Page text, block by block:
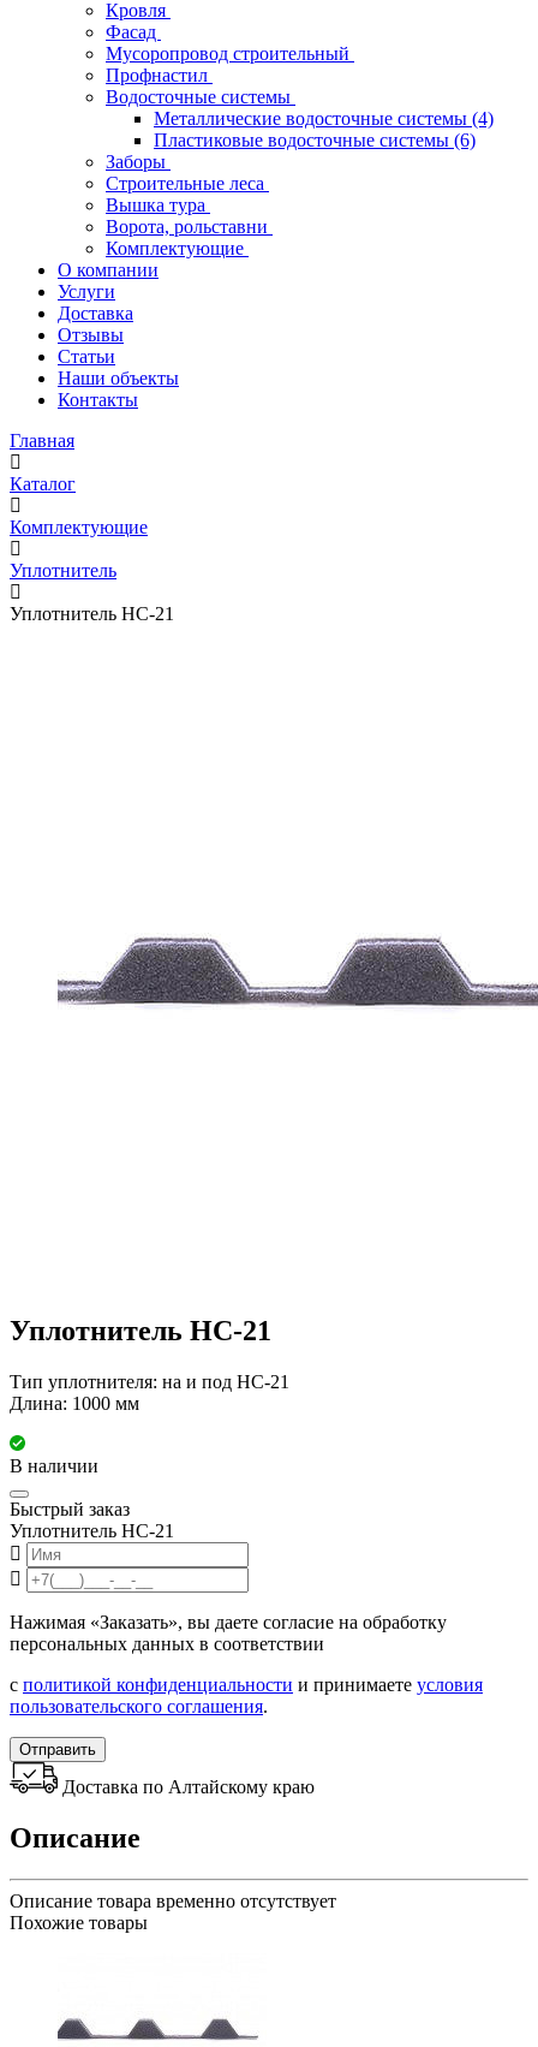
Кровля
Фасад
Мусоропровод строительный
Профнастил
Водосточные системы
Металлические водосточные системы (4)
Пластиковые водосточные системы (6)
Заборы
Строительные леса
Вышка тура
Ворота, рольставни
Комплектующие
О компании
Услуги
Доставка
Отзывы
Статьи
Наши объекты
Контакты
Главная
Каталог
Комплектующие
Уплотнитель
Уплотнитель НС-21
Уплотнитель НС-21
Тип уплотнителя: на и под НС-21
Длина: 1000 мм
В наличии
Быстрый заказ
Уплотнитель НС-21
Нажимая «Заказать», вы даете согласие на обработку
персональных данных в соответствии
с политикой конфиденциальности и принимаете условия
пользовательского соглашения.
Отправить
Доставка по Алтайскому краю
Описание
Описание товара временно отсутствует
Похожие товары